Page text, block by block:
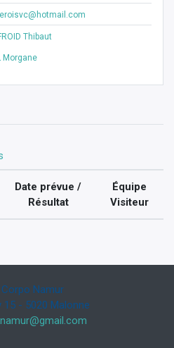
Thibaut
Morgane
Date prévue /
Résultat
Équipe
Visiteur
Namur
15 - 5020 Malonne